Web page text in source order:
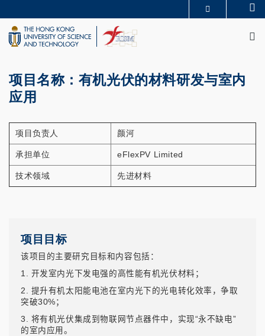
to
main
content
UNIVERSITY NEWS
LIFE@HKUST
项目名称：有机光伏的材料研发与室内
应用
项目负责人 颜河
承担单位 eFlexPV Limited
技术领域 先进材料
项目目标
该项目的主要研究目标和内容包括：
1. 开发室内光下发电强的高性能有机光伏材料；
2. 提升有机太阳能电池在室内光下的光电转化效率，争取
突破30%；
3. 将有机光伏集成到物联网节点器件中，实现“永不缺电”
的室内应用。